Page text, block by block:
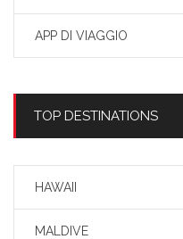
APP DI VIAGGIO
TOP DESTINATIONS
HAWAII
MALDIVE